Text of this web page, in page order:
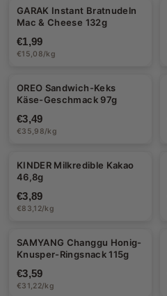
GARAK Instant Bratnudeln
Mac & Cheese 132g
€1,99
€15,08/kg
OREO Sandwich-Keks
Käse-Geschmack 97g
€3,49
€35,98/kg
KINDER Milkredible Kakao
46,8g
€3,89
€83,12/kg
SAMYANG Changgu Honig-
Knusper-Ringsnack 115g
€3,59
€31,22/kg